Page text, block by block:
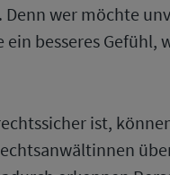
. Denn wer möchte
besseres Gefühl,
ist,